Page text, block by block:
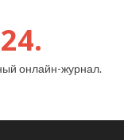
онлайн-журнал.